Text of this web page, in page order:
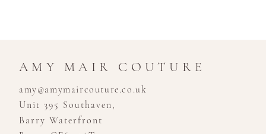
AMY MAIR COUTURE
amy@amymaircouture.co.uk
Unit 395 Southaven,
Barry Waterfront